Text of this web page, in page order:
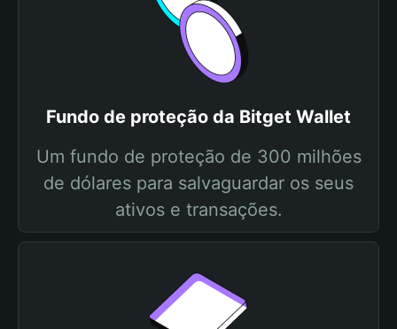
Fundo de proteção da Bitget Wallet
Um fundo de proteção de 300 milhões
de dólares para salvaguardar os seus
ativos e transações.